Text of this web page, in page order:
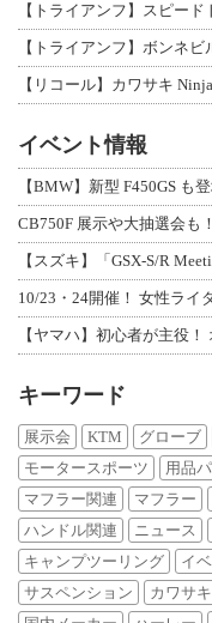
【トライアンフ】スピー
【リコール】カワサキ
イベント情報
【BMW】新型 F450GS も
CB750F 展示や大抽選会も
【スズキ】「GSX-S/R
10/23・24開催！ 女性ライ
【ヤマハ】初心者が主役
キーワード
展示会 KTM グローブ
モータースポーツ
用品
マフラー関連
マフラー
ハンドル関連
ニュース
キャンプツーリング
イ
サスペンション
カワサキ